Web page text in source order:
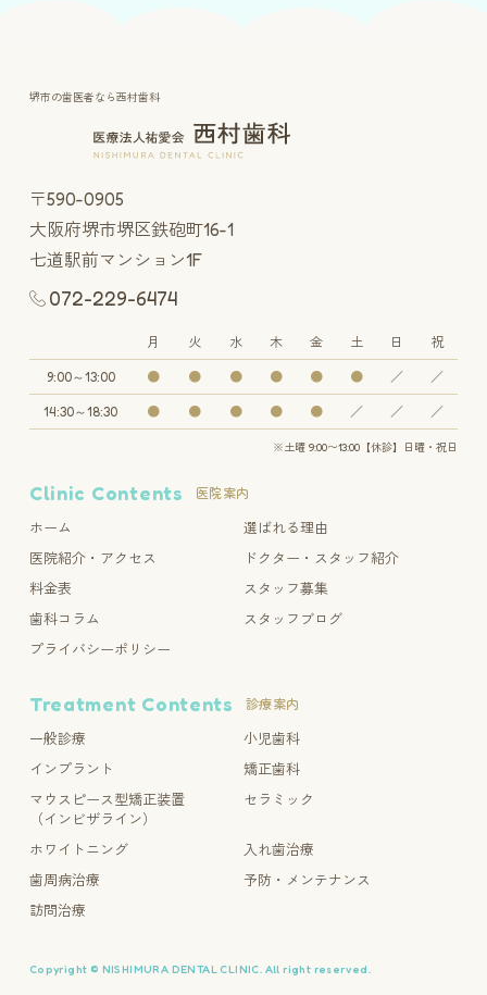
堺市の歯医者なら西村歯科
〒590-0905
大阪府堺市堺区鉄砲町16-1
七道駅前マンション1F
072-229-6474
月 火 水 木 金 土 日 祝
9:00～13:00 ● ● ● ● ● ● ／ ／
14:30～18:30 ● ● ● ● ● ／ ／ ／
※土曜 9:00〜13:00【休診】日曜・祝日
Clinic Contents 医院案内
ホーム
選ばれる理由
医院紹介・アクセス
ドクター・スタッフ紹介
料金表
スタッフ募集
歯科コラム
スタッフブログ
プライバシーポリシー
Treatment Contents 診療案内
一般診療
小児歯科
インプラント
矯正歯科
マウスピース型矯正装置
（インビザライン）
セラミック
ホワイトニング
入れ歯治療
歯周病治療
予防・メンテナンス
訪問治療
Copyright © NISHIMURA DENTAL CLINIC. All right reserved.